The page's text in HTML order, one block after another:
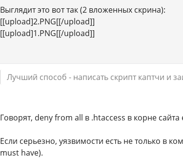
Выглядит это вот так (2 вложенных скрина):
[[upload]2.PNG[[/upload]]
[[upload]1.PNG[[/upload]]
Лучший способ - написать скрипт каптчи и
Говорят, deny from all в .htaccess в корне
Если серьезно, уязвимости есть не только в
must have).